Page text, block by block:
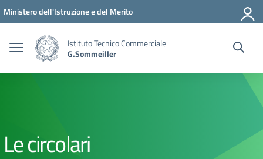
Vai ai contenuti
Vai al menu di navigazione
Vai al footer
Ministero dell'Istruzione e del Merito
Istituto Tecnico Commerciale
G.Sommeiller
Le circolari